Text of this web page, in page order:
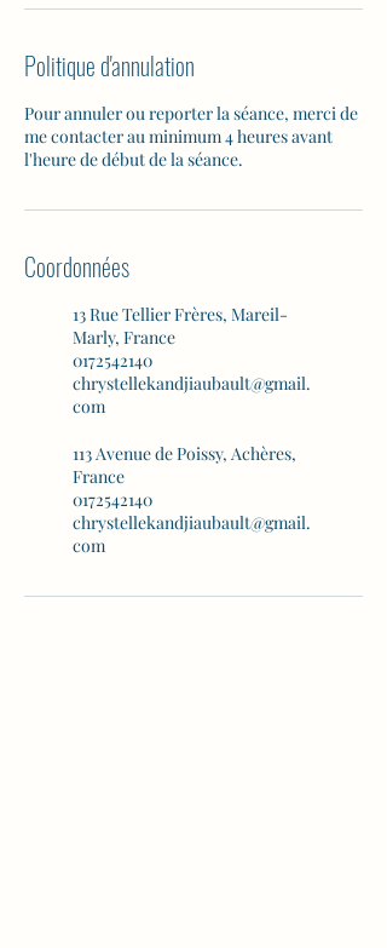
Politique d'annulation
Pour annuler ou reporter la séance, merci de
me contacter au minimum 4 heures avant
l'heure de début de la séance.
Coordonnées
13 Rue Tellier Frères, Mareil-
Marly, France
0172542140
chrystellekandjiaubault@gmail.
com
113 Avenue de Poissy, Achères,
France
0172542140
chrystellekandjiaubault@gmail.
com